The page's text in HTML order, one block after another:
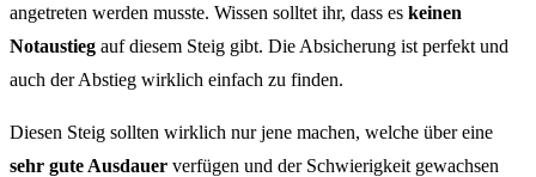
angetreten werden musste. Wissen solltet ihr, dass es keinen
Notaustieg auf diesem Steig gibt. Die Absicherung ist perfekt und
auch der Abstieg wirklich einfach zu finden.
Diesen Steig sollten wirklich nur jene machen, welche über eine
sehr gute Ausdauer verfügen und der Schwierigkeit gewachsen